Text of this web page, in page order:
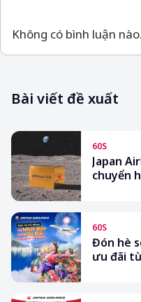
Không có bình luận nào.
Bài viết đề xuất
60S
Japan
chuyển
60S
Đón hè
ưu đãi